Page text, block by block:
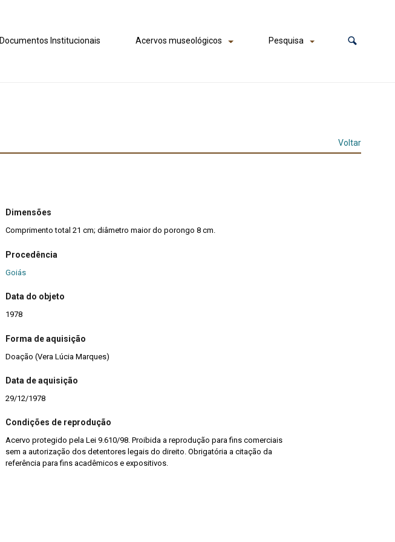
Documentos Institucionais Acervos museológicos Pesquisa
Voltar
Dimensões
Comprimento total 21 cm; diâmetro maior do porongo 8 cm.
Procedência
Goiás
Data do objeto
1978
Forma de aquisição
Doação (Vera Lúcia Marques)
Data de aquisição
29/12/1978
Condições de reprodução
Acervo protegido pela Lei 9.610/98. Proibida a reprodução para fins comerciais
sem a autorização dos detentores legais do direito. Obrigatória a citação da
referência para fins acadêmicos e expositivos.